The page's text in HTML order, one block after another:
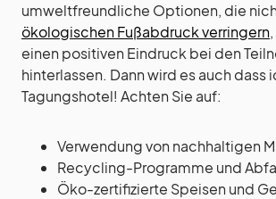
umweltfreundliche Optionen, die
ökologischen Fußabdruck verringern
einen positiven Eindruck bei den
hinterlassen. Dann wird es auch dass
Tagungshotel! Achten Sie auf:
Verwendung von nachhaltigen
Recycling-Programme und
Öko-zertifizierte Speisen und